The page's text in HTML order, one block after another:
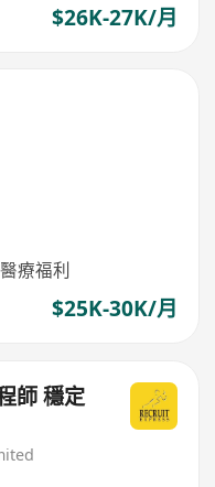
$26K-27K/月
療福利
$25K-30K/月
師 穩定